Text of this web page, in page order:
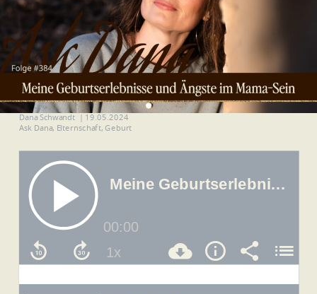
Dana Schwandt
19.05.2024
Ask Dana, Elternschaft,Geburt